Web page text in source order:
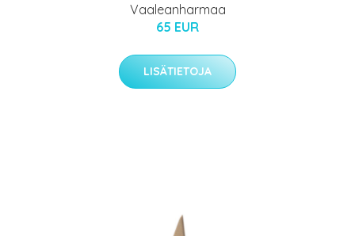
Vaaleanharmaa
65 EUR
LISÄTIETOJA